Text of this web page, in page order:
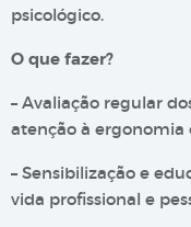
psicológico.
O que fazer?
– Avaliação regular
atenção à ergonomia
– Sensibilização e
vida profissional e